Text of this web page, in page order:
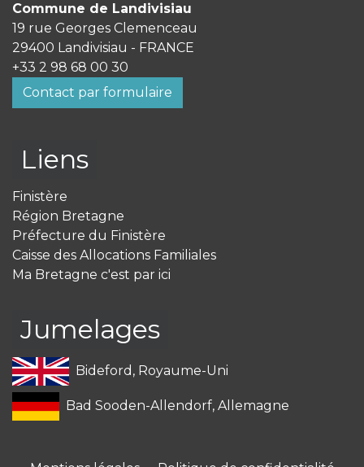
Commune de Landivisiau
19 rue Georges Clemenceau
29400 Landivisiau - FRANCE
+33 2 98 68 00 30
Contact par formulaire
Liens
Finistère
Région Bretagne
Préfecture du Finistère
Caisse des Allocations Familiales
Ma Bretagne c'est par ici
Jumelages
Bideford, Royaume-Uni
Bad Sooden-Allendorf, Allemagne